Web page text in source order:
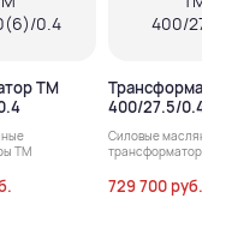
ТМ
ТМ
400/27.5/0.4
Силовые масляные
трансформаторы
729 700 руб.